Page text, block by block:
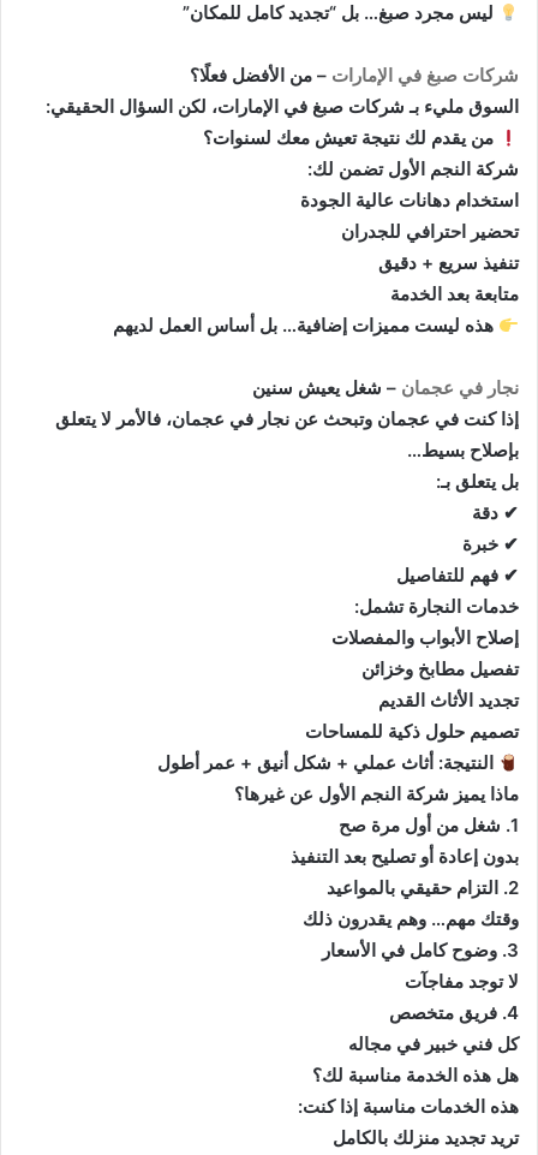
ليس مجرد صبغ… بل “تجديد كامل للمكان”
شركات صبغ في الإمارات – من الأفضل فعلًا؟
السوق مليء بـ شركات صبغ في الإمارات، لكن السؤال الحقيقي:
من يقدم لك نتيجة تعيش معك لسنوات؟
شركة النجم الأول تضمن لك:
استخدام دهانات عالية الجودة
تحضير احترافي للجدران
تنفيذ سريع + دقيق
متابعة بعد الخدمة
هذه ليست مميزات إضافية… بل أساس العمل لديهم
نجار في عجمان – شغل يعيش سنين
إذا كنت في عجمان وتبحث عن نجار في عجمان، فالأمر لا يتعلق
بإصلاح بسيط…
بل يتعلق بـ:
✔ دقة
✔ خبرة
✔ فهم للتفاصيل
خدمات النجارة تشمل:
إصلاح الأبواب والمفصلات
تفصيل مطابخ وخزائن
تجديد الأثاث القديم
تصميم حلول ذكية للمساحات
النتيجة: أثاث عملي + شكل أنيق + عمر أطول
ماذا يميز شركة النجم الأول عن غيرها؟
1. شغل من أول مرة صح
بدون إعادة أو تصليح بعد التنفيذ
2. التزام حقيقي بالمواعيد
وقتك مهم… وهم يقدرون ذلك
3. وضوح كامل في الأسعار
لا توجد مفاجآت
4. فريق متخصص
كل فني خبير في مجاله
هل هذه الخدمة مناسبة لك؟
هذه الخدمات مناسبة إذا كنت:
تريد تجديد منزلك بالكامل